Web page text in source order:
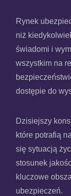
Rynek
niż
świadomi i
wszystkim na
dostępie do
Dzisiejszy
które potrafią
się sytuacją
stosunek
kluczowe
ubezpieczeń.